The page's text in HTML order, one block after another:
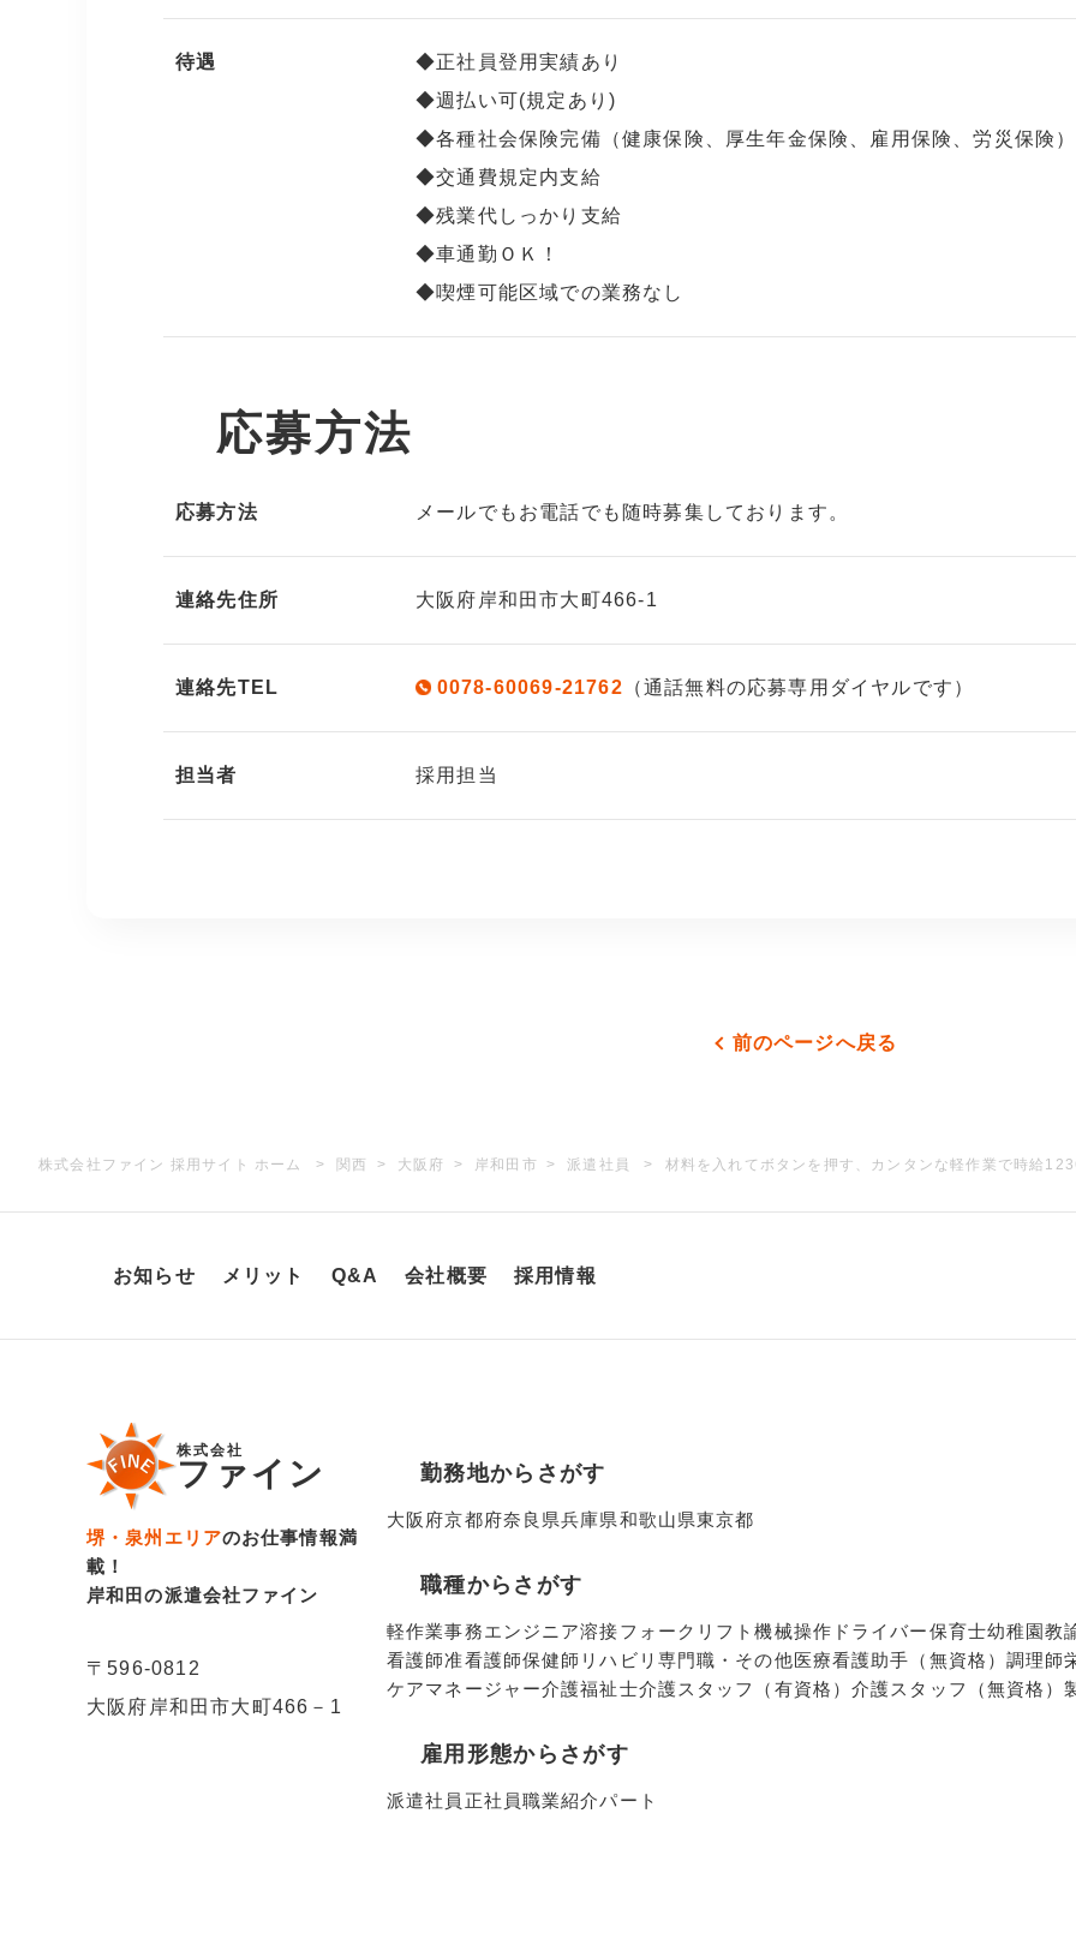
待遇
◆正社員登用実績あり
◆週払い可(規定あり)
◆各種社会保険完備（健康保険、厚生年金保険、雇用保険、労災保険）
◆交通費規定内支給
◆残業代しっかり支給
◆車通勤ＯＫ！
◆喫煙可能区域での業務なし
応募方法
応募方法 メールでもお電話でも随時募集しております。
連絡先住所 大阪府岸和田市大町466-1
連絡先TEL 0078-60069-21762 （通話無料の応募専用ダイヤルです）
担当者 採用担当
前のページへ戻る
株式会社ファイン 採用サイト ホーム 関西 大阪府 岸和田市 派遣社員 材料を入れてボタンを押す、カンタンな軽作業で時給
お知らせ メリット Q&A 会社概要 採用情報
株式会社
ファイン
堺・泉州エリアのお仕事情報満
載！
岸和田の派遣会社ファイン
〒596-0812
大阪府岸和田市大町466－1
勤務地からさがす
大阪府京都府奈良県兵庫県和歌山県東京都
職種からさがす
軽作業事務エンジニア溶接フォークリフト機械操作 ドライバー保育士幼稚園教
看護師准看護師保健師 リハビリ専門職・その他医療看護助手（無資格） 調理師
ケアマネージャー介護福祉士介護スタッフ（有資格） 介護スタッフ（無資格）
雇用形態からさがす
派遣社員 正社員職業紹介パート